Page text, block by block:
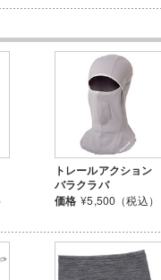
トレールアクション
バラクラバ
価格 ¥5,500（税込）